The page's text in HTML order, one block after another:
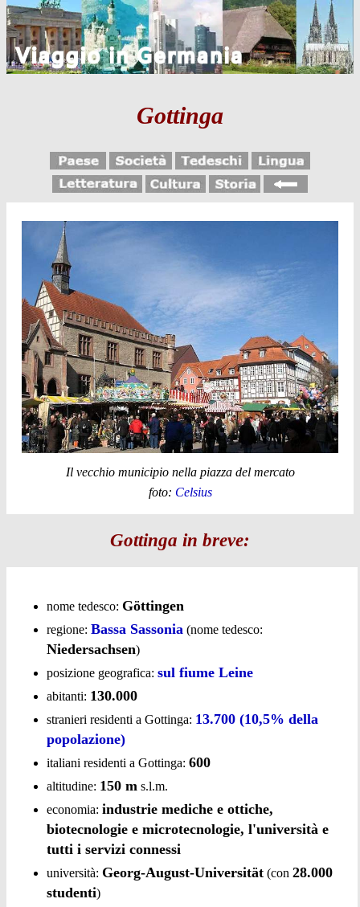
Gottinga
Il vecchio municipio nella piazza del mercato
foto: Celsius
Gottinga in breve:
nome tedesco: Göttingen
regione: Bassa Sassonia (nome tedesco:
Niedersachsen)
posizione geografica: sul fiume Leine
abitanti: 130.000
stranieri residenti a Gottinga: 13.700 (10,5% della
popolazione)
italiani residenti a Gottinga: 600
altitudine: 150 m s.l.m.
economia: industrie mediche e ottiche,
biotecnologie e microtecnologie, l'università e
tutti i servizi connessi
università: Georg-August-Universität (con 28.000
studenti)